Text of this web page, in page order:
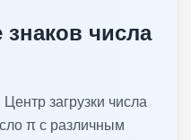
числа
загрузки числа
π с различным